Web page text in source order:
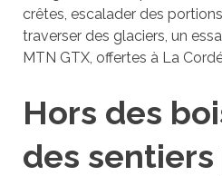
crêtes, escalader des
traverser des glaciers, un
MTN GTX, offertes à La
Hors des
des